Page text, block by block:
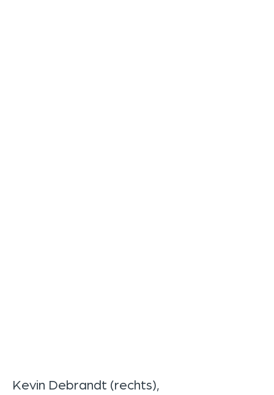
Kevin Debrandt (rechts),